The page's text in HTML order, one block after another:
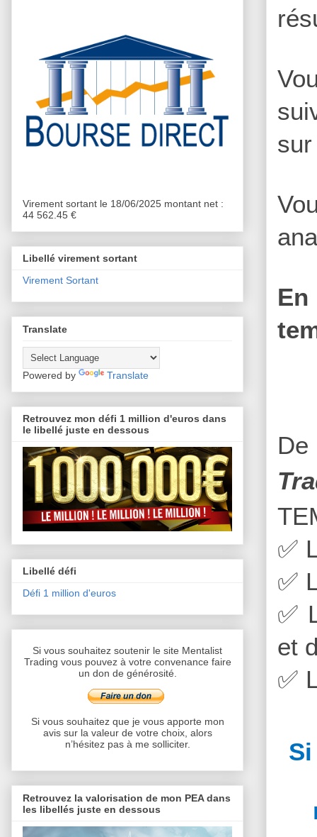
✅
✅
✅
et
✅
Virement sortant le 18/06/2025 montant net :
44 562.45 €
Libellé virement sortant
Virement Sortant
Translate
Powered by Translate
Retrouvez mon défi 1 million d'euros dans
le libellé juste en dessous
Libellé défi
Défi 1 million d'euros
Si vous souhaitez soutenir le site Mentalist
Trading vous pouvez à votre convenance faire
un don de générosité.
Si vous souhaitez que je vous apporte mon
avis sur la valeur de votre choix, alors
n’hésitez pas à me solliciter.
Retrouvez la valorisation de mon PEA dans
les libellés juste en dessous